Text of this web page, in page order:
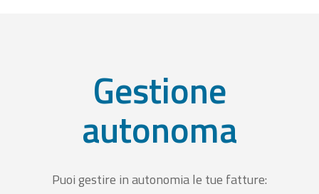
Gestione
autonoma
Puoi gestire in autonomia le tue fatture: